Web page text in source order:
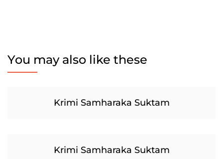
You may also like these
Krimi Samharaka Suktam
Krimi Samharaka Suktam